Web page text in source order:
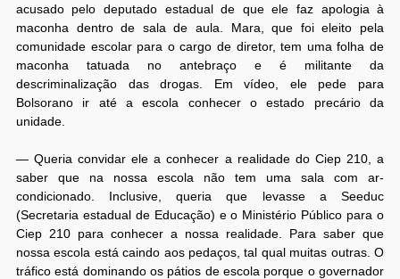
acusado pelo deputado estadual de que ele faz apologia à
maconha dentro de sala de aula. Mara, que foi eleito pela
comunidade escolar para o cargo de diretor, tem uma folha de
maconha tatuada no antebraço e é militante da
descriminalização das drogas. Em vídeo, ele pede para
Bolsorano ir até a escola conhecer o estado precário da
unidade.
— Queria convidar ele a conhecer a realidade do Ciep 210, a
saber que na nossa escola não tem uma sala com ar-
condicionado. Inclusive, queria que levasse a Seeduc
(Secretaria estadual de Educação) e o Ministério Público para o
Ciep 210 para conhecer a nossa realidade. Para saber que
nossa escola está caindo aos pedaços, tal qual muitas outras. O
tráfico está dominando os pátios de escola porque o governador